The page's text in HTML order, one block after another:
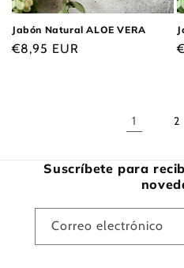
Jabón Natural ALOE VERA
Precio
€8,95 EUR
1 2
Suscríbete para
Correo electrónico